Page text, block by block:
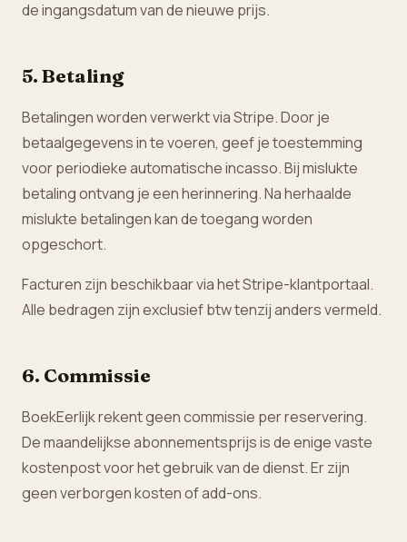
de ingangsdatum van de nieuwe prijs.
5. Betaling
Betalingen worden verwerkt via Stripe. Door je
betaalgegevens in te voeren, geef je toestemming
voor periodieke automatische incasso. Bij mislukte
betaling ontvang je een herinnering. Na herhaalde
mislukte betalingen kan de toegang worden
opgeschort.
Facturen zijn beschikbaar via het Stripe-klantportaal.
Alle bedragen zijn exclusief btw tenzij anders vermeld.
6. Commissie
BoekEerlijk rekent geen commissie per reservering.
De maandelijkse abonnementsprijs is de enige vaste
kostenpost voor het gebruik van de dienst. Er zijn
geen verborgen kosten of add-ons.